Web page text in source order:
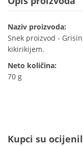
Naziv proizvoda:
Snek proizvod -
kikirikijem.
Neto količina:
70 g
Kupci su